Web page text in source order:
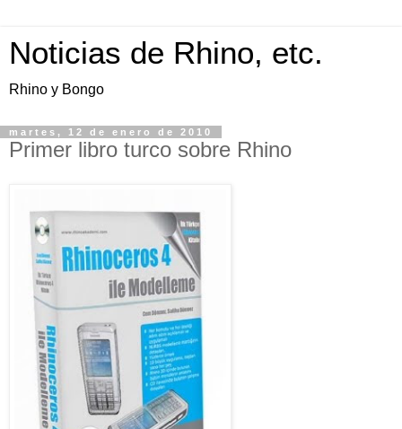
Noticias de Rhino, etc.
Rhino y Bongo
martes, 12 de enero de 2010
Primer libro turco sobre Rhino